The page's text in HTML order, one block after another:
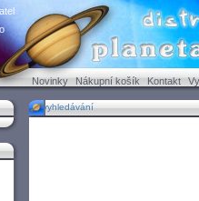
Novinky Nákupní košík Kontakt
vyhledávání